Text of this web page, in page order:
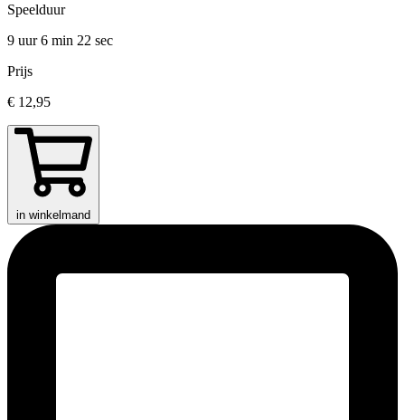
Speelduur
9 uur 6 min 22 sec
Prijs
€ 12,95
in winkelmand